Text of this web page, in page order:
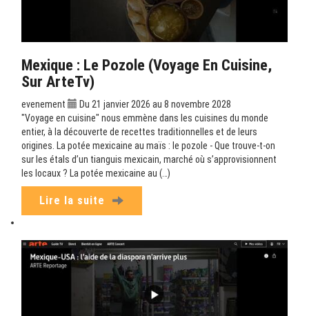
Mexique : Le Pozole (Voyage En Cuisine,
Sur ArteTv)
evenement
Du 21 janvier 2026 au 8 novembre 2028
"Voyage en cuisine" nous emmène dans les cuisines du monde
entier, à la découverte de recettes traditionnelles et de leurs
origines. La potée mexicaine au maïs : le pozole - Que trouve-t-on
sur les étals d’un tianguis mexicain, marché où s’approvisionnent
les locaux ? La potée mexicaine au (…)
Lire la suite